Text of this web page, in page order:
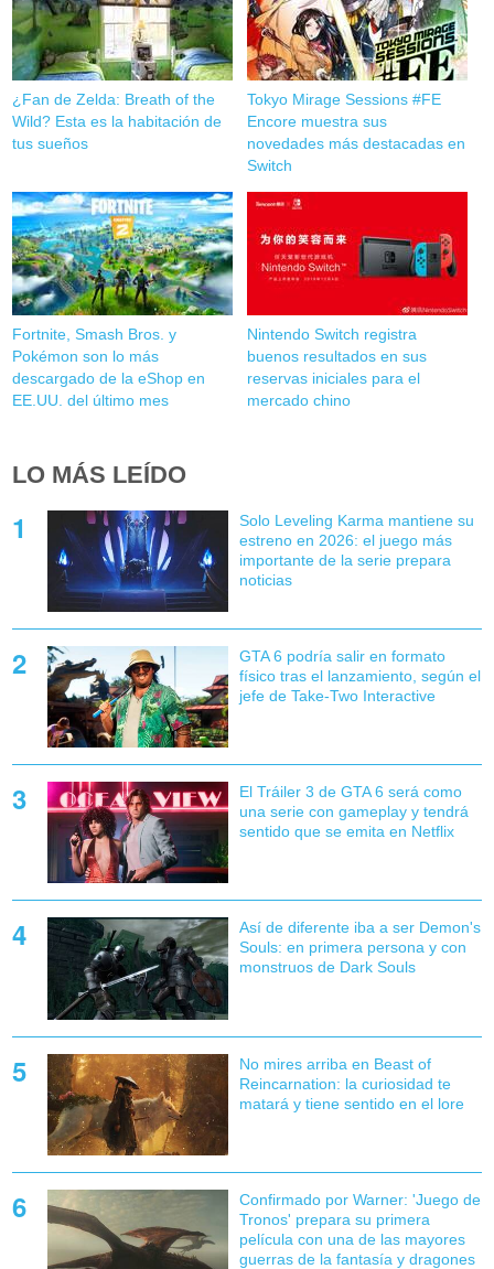
¿Fan de Zelda: Breath of the
Wild? Esta es la habitación de
tus sueños
Tokyo Mirage Sessions #FE
Encore muestra sus
novedades más destacadas en
Switch
Fortnite, Smash Bros. y
Pokémon son lo más
descargado de la eShop en
EE.UU. del último mes
Nintendo Switch registra
buenos resultados en sus
reservas iniciales para el
mercado chino
LO MÁS LEÍDO
Solo Leveling Karma mantiene su
estreno en 2026: el juego más
importante de la serie prepara
noticias
GTA 6 podría salir en formato
físico tras el lanzamiento, según el
jefe de Take-Two Interactive
El Tráiler 3 de GTA 6 será como
una serie con gameplay y tendrá
sentido que se emita en Netflix
Así de diferente iba a ser Demon's
Souls: en primera persona y con
monstruos de Dark Souls
No mires arriba en Beast of
Reincarnation: la curiosidad te
matará y tiene sentido en el lore
Confirmado por Warner: 'Juego de
Tronos' prepara su primera
película con una de las mayores
guerras de la fantasía y dragones